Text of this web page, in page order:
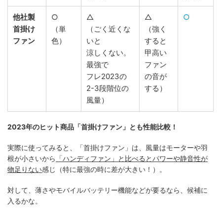
他社製
首掛け
ファン
○
（単
色）
△
（ごく近くな
いと
涼しくない。
最強で
フレ2023の
2-3段階位の
風量）
△
（強く
すると
甲高い
ファン
の音が
する）
○
2023年のヒット商品「首掛けファン」とも性能比較！
実際に使ってみると、「首掛けファン」は、風量はモーターや羽
根が小さいから 「ハンディファン」と比べるとパワーや静音性が
物足りない感じ（特に最強の時に差が大きい！）。
対して、薄さやモバイルバッテリー機能などが要るなら、候補に
入るかな。